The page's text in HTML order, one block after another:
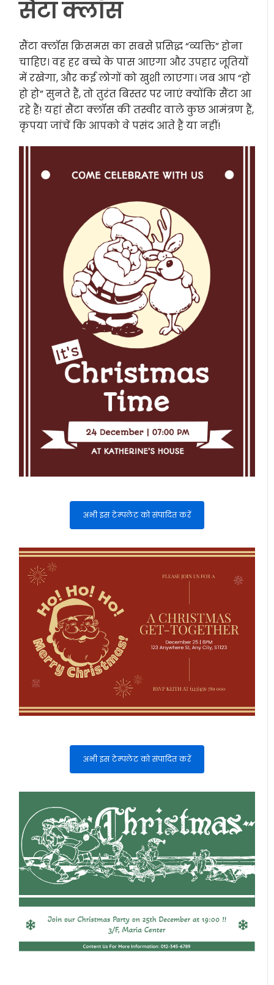
सैंटा क्लॉस
सैंटा क्लॉस क्रिसमस का सबसे प्रसिद्ध “व्यक्ति” होना
चाहिए। वह हर बच्चे के पास आएगा और उपहार जूतियों
में रखेगा, और कई लोगों को खुशी लाएगा। जब आप “हो
हो हो” सुनते हैं, तो तुरंत बिस्तर पर जाएं क्योंकि सैंटा आ
रहे हैं! यहां सैंटा क्लॉस की तस्वीर वाले कुछ आमंत्रण हैं,
कृपया जांचें कि आपको वे पसंद आते हैं या नहीं!
अभी इस टेम्पलेट को संपादित करें
अभी इस टेम्पलेट को संपादित करें